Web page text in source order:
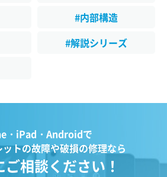
#内部構造
#解説シリーズ
・iPad・Androidで
トの故障や破損の修理なら
相談ください！